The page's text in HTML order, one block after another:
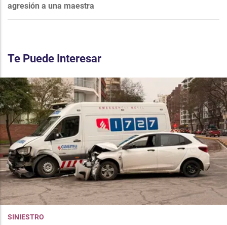
agresión a una maestra
Te Puede Interesar
SINIESTRO